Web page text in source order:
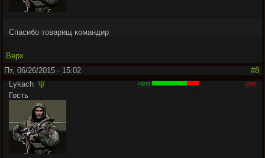
Спасибо товарищ командир
Верх
Пт, 06/26/2015 - 15:02
#8
Lykach \|/
Гость
+6210 -2361